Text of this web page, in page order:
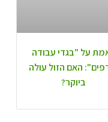
על "בגדי עבודה
האם הזול עולה
ביוקר?